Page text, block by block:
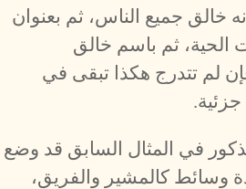
خالق جميع الناس، ثم بعنوان
الحية، ثم باسم خالق
لم تتدرج هكذا تبقى في
جزئية.
في المثال السابق قد وضع
وسائط كالمشير والفريق،